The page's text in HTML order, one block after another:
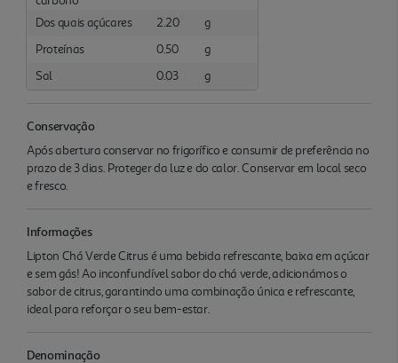
Dos quais açúcares 2.20
g
Proteínas
0.50
g
Sal
0.03 g
Conservação
Após abertura conservar no frigorífico e consumir de preferência no
prazo de 3 dias. Proteger da luz e do calor. Conservar em local seco
e fresco.
Informações
Lipton Chá Verde Citrus é uma bebida refrescante, baixa em açúcar
e sem gás! Ao inconfundível sabor do chá verde, adicionámos o
sabor de citrus, garantindo uma combinação única e refrescante,
ideal para reforçar o seu bem-estar.
Denominação